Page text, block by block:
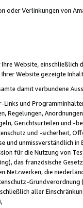
oder Verlinkungen von
Website,
Website gezeigte
damit verbundene
und
Regelungen,
Gerichtsurteilen und -
und -sicherheit,
und unmissverständlich
für die Nutzung von
das französische
Netzwerken, die
aller